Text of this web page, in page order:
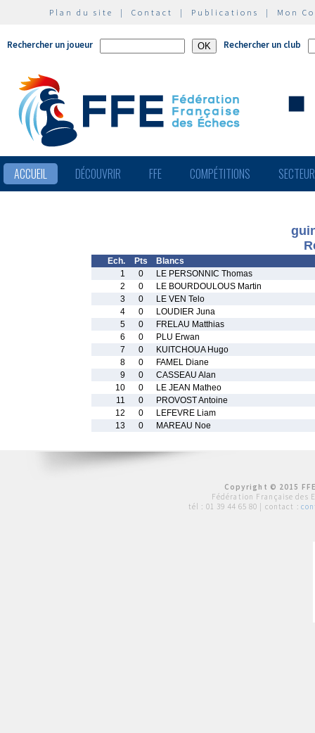
Plan du site | Contact | Publications | Mon
Rechercher un joueur Rechercher un club
ACCUEIL DÉCOUVRIR FFE COMPÉTITIONS
Ech. Pts
Blancs
1
0
LE PERSONNIC Thomas
2
0
LE BOURDOULOUS Martin
3
0
LE VEN Telo
4
0
LOUDIER Juna
5
0
FRELAU Matthias
6
0
PLU Erwan
7
0
KUITCHOUA Hugo
8
0
FAMEL Diane
9
0
CASSEAU Alan
10
0
LE JEAN Matheo
11
0
PROVOST Antoine
12
0
LEFEVRE Liam
13
0 MAREAU Noe
Copyright © 2015
Fédération Française des
tél : 01 39 44 65 80 | contact :